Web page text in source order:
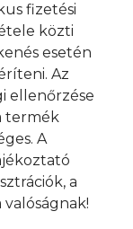
fizetési
közti
esetén
Az
ellenőrzése
termék
A
a